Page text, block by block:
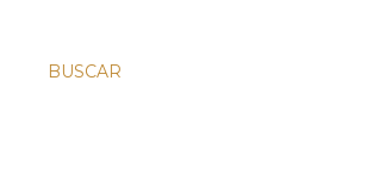
BUSCAR